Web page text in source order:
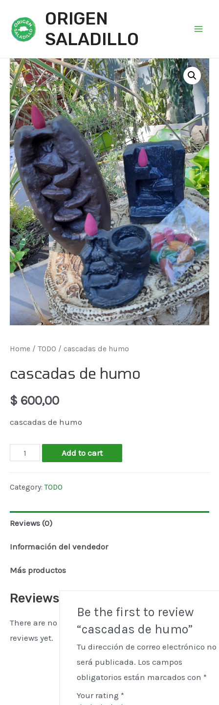
ORIGEN
SALADILLO
Home / TODO / cascadas de humo
cascadas de humo
$ 600,00
cascadas de humo
cascadas
Add to cart
Category:TODO
Reviews (0)
Información del vendedor
Más productos
Reviews
There are no
reviews yet.
Be the first to review
“cascadas de humo”
Tu dirección de correo electrónico no
será publicada. Los campos
obligatorios están marcados con *
Your rating *